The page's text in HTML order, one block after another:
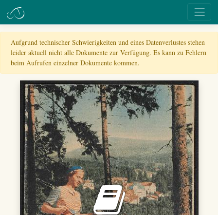
Aufgrund technischer Schwierigkeiten und eines Datenverlustes stehen
leider aktuell nicht alle Dokumente zur Verfügung. Es kann zu Fehlern
beim Aufrufen einzelner Dokumente kommen.